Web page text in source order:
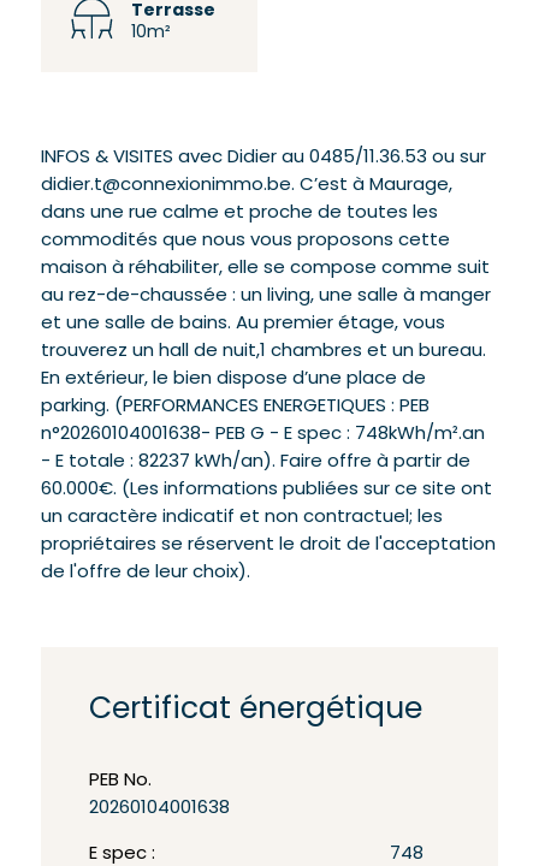
Terrasse
10m²
INFOS & VISITES avec Didier au 0485/11.36.53 ou sur
didier.t@connexionimmo.be. C’est à Maurage,
dans une rue calme et proche de toutes les
commodités que nous vous proposons cette
maison à réhabiliter, elle se compose comme suit
au rez-de-chaussée : un living, une salle à manger
et une salle de bains. Au premier étage, vous
trouverez un hall de nuit,1 chambres et un bureau.
En extérieur, le bien dispose d’une place de
parking. (PERFORMANCES ENERGETIQUES : PEB
n°20260104001638- PEB G - E spec : 748kWh/m².an
- E totale : 82237 kWh/an). Faire offre à partir de
60.000€. (Les informations publiées sur ce site ont
un caractère indicatif et non contractuel; les
propriétaires se réservent le droit de l'acceptation
de l'offre de leur choix).
Certificat énergétique
PEB No.
20260104001638
E spec :
748